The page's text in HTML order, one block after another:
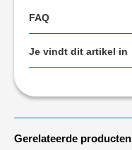
FAQ
Je vindt dit artikel in
Gerelateerde producten